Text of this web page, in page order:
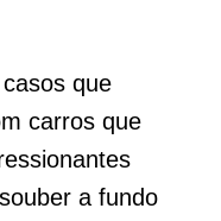
que
carros que
a fundo